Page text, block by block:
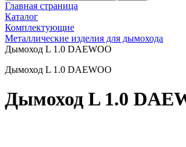
Главная страница
Каталог
Комплектующие
Металлические изделия для дымохода
Дымоход L 1.0 DAEWOO
Дымоход L 1.0 DAEWOO
Дымоход L 1.0